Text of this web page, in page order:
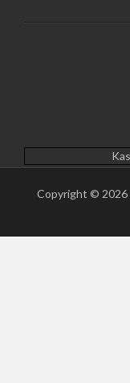
Copyright © 2026